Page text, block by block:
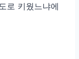
로 키웠느냐에